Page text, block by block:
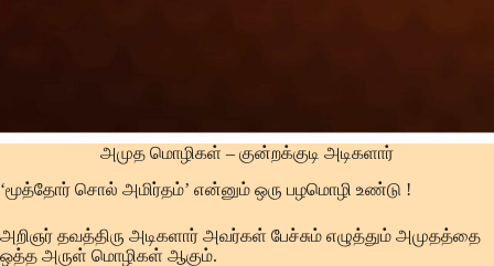
அமுத மொழிகள் – குன்றக்குடி அடிகளார்
‘மூத்தோர் சொல் அமிர்தம்’ என்னும் ஒரு பழமொழி உண்டு !
அறிஞர் தவத்திரு அடிகளார் அவர்கள் பேச்சும் எழுத்தும் அமுதத்தை
ஒத்த அருள் மொழிகள் ஆகும்.